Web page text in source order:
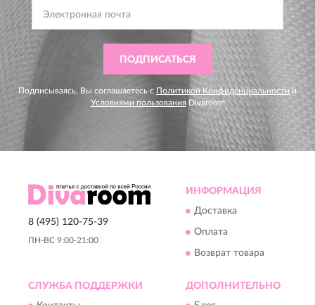
ПОДПИСАТЬСЯ
Подписываясь, Вы соглашаетесь с Политикой Конфиденциальности и
Условиями пользования Divaroom
8 (495) 120-75-39
ПН-ВС 9:00-21:00
ИНФОРМАЦИЯ
Доставка
Оплата
Возврат товара
СЛУЖБА ПОДДЕРЖКИ ДОПОЛНИТЕЛЬНО